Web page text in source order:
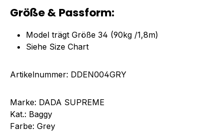
Größe & Passform:
Model trägt Größe 34 (90kg /1,8m)
Siehe Size Chart
Artikelnummer: DDEN004GRY
Marke: DADA SUPREME
Kat.: Baggy
Farbe: Grey